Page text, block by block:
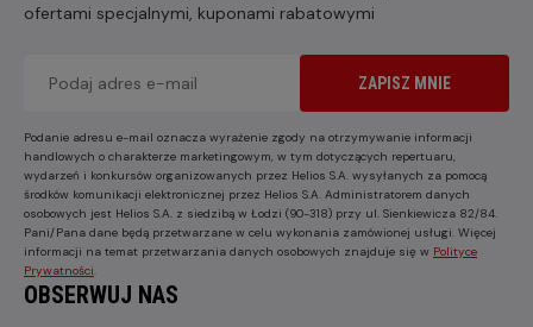
ofertami specjalnymi, kuponami rabatowymi
ZAPISZ MNIE
Podanie adresu e-mail oznacza wyrażenie zgody na otrzymywanie informacji
handlowych o charakterze marketingowym, w tym dotyczących repertuaru,
wydarzeń i konkursów organizowanych przez Helios S.A. wysyłanych za pomocą
środków komunikacji elektronicznej przez Helios S.A. Administratorem danych
osobowych jest Helios S.A. z siedzibą w Łodzi (90-318) przy ul. Sienkiewicza 82/84.
Pani/Pana dane będą przetwarzane w celu wykonania zamówionej usługi. Więcej
informacji na temat przetwarzania danych osobowych znajduje się w Polityce
Prywatności.
OBSERWUJ NAS